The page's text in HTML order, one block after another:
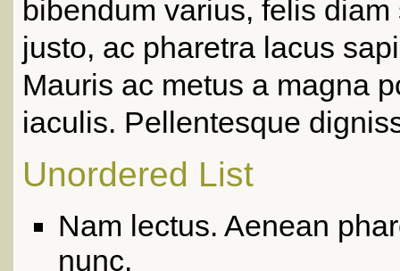
bibendum varius, felis
justo, ac pharetra lacus
Mauris ac metus a magna
iaculis. Pellentesque
Unordered List
Nam lectus. Aenean
nunc.